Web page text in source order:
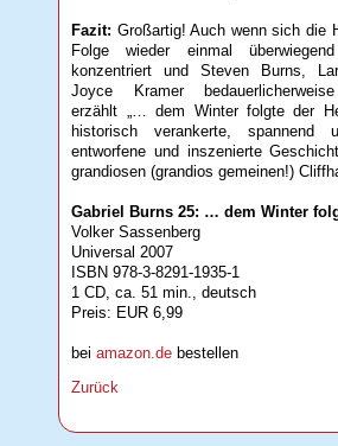
Fazit: Großartig! Auch wenn sich die
Folge wieder einmal
konzentriert und Steven Burns,
Joyce Kramer
erzählt „… dem Winter folgte der
historisch verankerte, spannend
entworfene und inszenierte
grandiosen (grandios gemeinen!)
Gabriel Burns 25: … dem Winter
Volker Sassenberg
Universal 2007
ISBN 978-3-8291-1935-1
1 CD, ca. 51 min., deutsch
Preis: EUR 6,99
beiamazon.de bestellen
Zurück